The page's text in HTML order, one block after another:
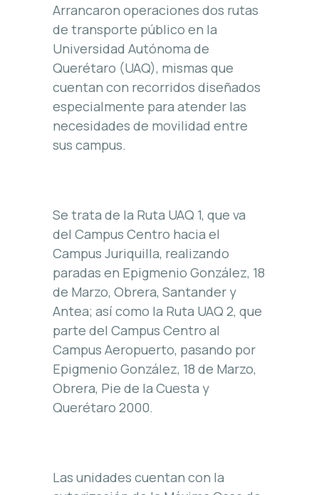
Arrancaron operaciones dos rutas
de transporte público en la
Universidad Autónoma de
Querétaro (UAQ), mismas que
cuentan con recorridos diseñados
especialmente para atender las
necesidades de movilidad entre
sus campus.
Se trata de la Ruta UAQ 1, que va
del Campus Centro hacia el
Campus Juriquilla, realizando
paradas en Epigmenio González, 18
de Marzo, Obrera, Santander y
Antea; así como la Ruta UAQ 2, que
parte del Campus Centro al
Campus Aeropuerto, pasando por
Epigmenio González, 18 de Marzo,
Obrera, Pie de la Cuesta y
Querétaro 2000.
Las unidades cuentan con la